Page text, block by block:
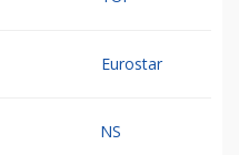
Eurostar
NS